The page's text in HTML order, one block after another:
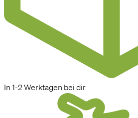
In 1-2 Werktagen bei dir